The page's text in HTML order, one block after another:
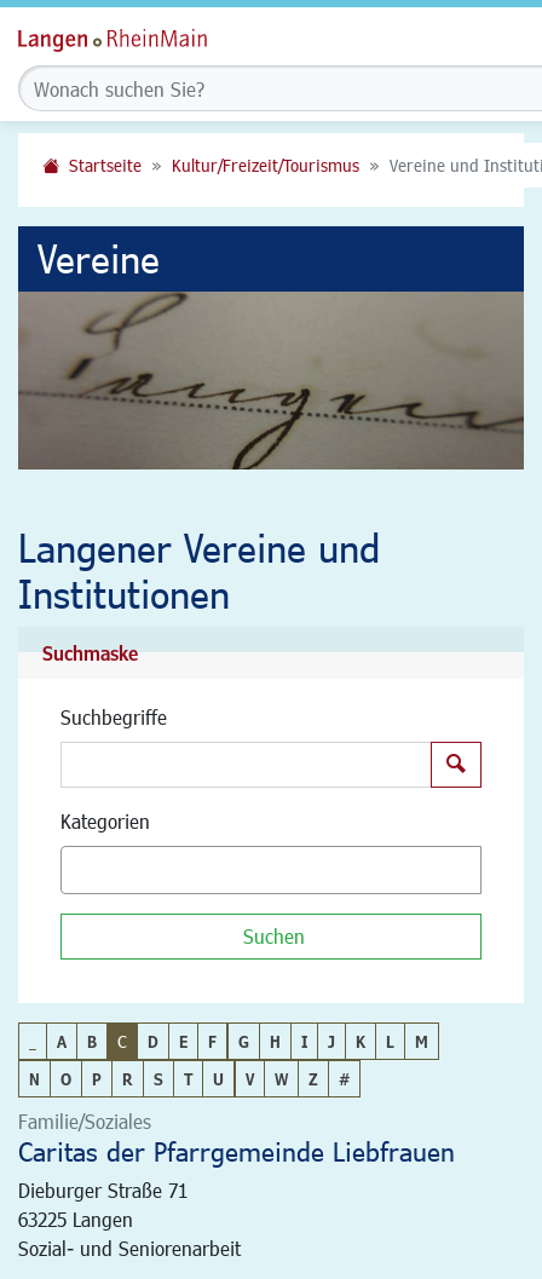
Startseite Kultur/Freizeit/Tourismus Vereine und
Vereine
Langener Vereine und
Institutionen
Suchmaske
Suchbegriffe
Kategorien
Suchen
A B C D E F G H I J K L
M
N
O P R S T U V W Z #
Familie/Soziales
Caritas der Pfarrgemeinde Liebfrauen
Dieburger Straße 71
63225 Langen
Sozial- und Seniorenarbeit